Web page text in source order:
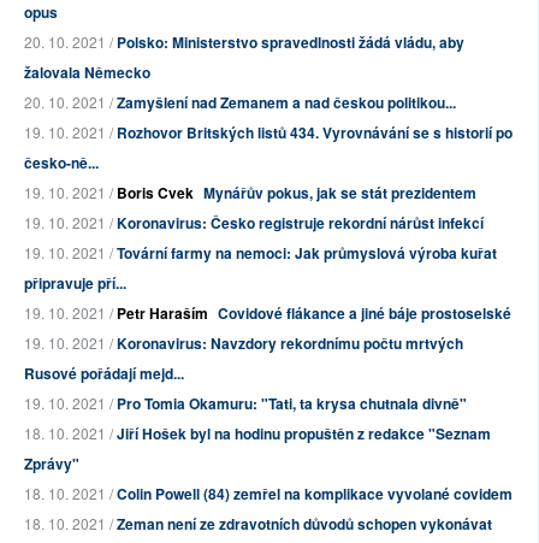
opus
20. 10. 2021 /Polsko: Ministerstvo spravedlnosti žádá vládu, aby
žalovala Německo
20. 10. 2021 /Zamyšlení nad Zemanem a nad českou politikou...
19. 10. 2021 /Rozhovor Britských listů 434. Vyrovnávání se s historií po
česko-ně...
19. 10. 2021 /Boris Cvek Mynářův pokus, jak se stát prezidentem
19. 10. 2021 /Koronavirus: Česko registruje rekordní nárůst infekcí
19. 10. 2021 /Tovární farmy na nemoci: Jak průmyslová výroba kuřat
připravuje pří...
19. 10. 2021 /Petr Haraším Covidové flákance a jiné báje prostoselské
19. 10. 2021 /Koronavirus: Navzdory rekordnímu počtu mrtvých
Rusové pořádají mejd...
19. 10. 2021 /Pro Tomia Okamuru: "Tati, ta krysa chutnala divně"
18. 10. 2021 /Jiří Hošek byl na hodinu propuštěn z redakce "Seznam
Zprávy"
18. 10. 2021 /Colin Powell (84) zemřel na komplikace vyvolané covidem
18. 10. 2021 /Zeman není ze zdravotních důvodů schopen vykonávat